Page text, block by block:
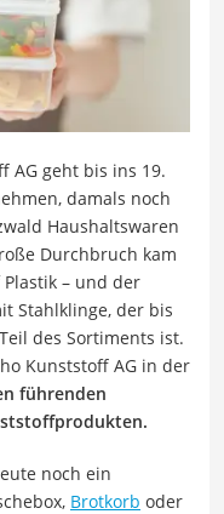
AG geht bis ins 19.
damals noch
Haushaltswaren
Durchbruch kam
– und der
Stahlklinge, der bis
des Sortiments ist.
Kunststoff AG in der
führenden
noch ein
Brotkorb oder